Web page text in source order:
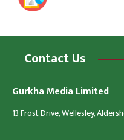
Contact Us
Gurkha Media Limited
13 Frost Drive, Wellesley,